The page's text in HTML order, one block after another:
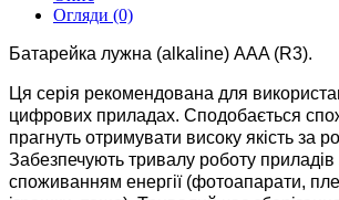
Огляди (0)
Батарейка лужна (alkaline) AAA (R3).
Ця серія рекомендована для
цифрових приладах. Сподобається
прагнуть отримувати високу якість за
Забезпечують тривалу роботу приладів
споживанням енергії (фотоапарати,